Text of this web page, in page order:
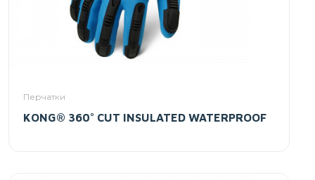
Перчатки
KONG® 360° CUT INSULATED WATERPROOF